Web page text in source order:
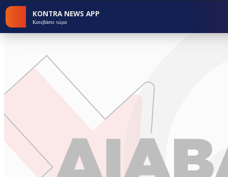
KONTRA NEWS APP
Κατεβάστε τώρα